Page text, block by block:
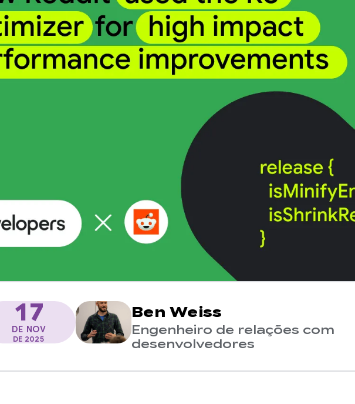
17
DE NOV
DE 2025
Ben Weiss
Engenheiro de relações com
desenvolvedores